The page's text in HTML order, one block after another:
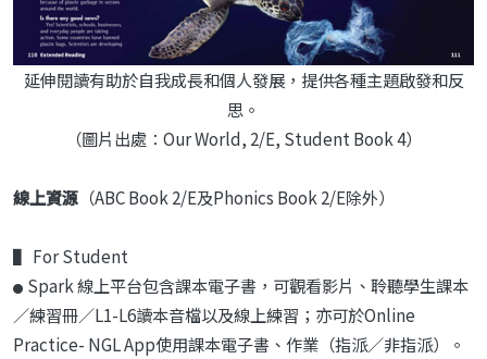
延伸閱讀有助於自我成長和個人發展，提供各種主題啟發和反
思。
（圖片出處：Our World, 2/E, Student Book 4）
線上資源 （ABC Book 2/E及Phonics Book 2/E除外）
▌ For Student
● Spark 線上平台包含課本電子書，可觀看影片、聆聽學生課本
／練習冊／L1-L6讀本音檔以及線上練習；亦可於Online
Practice- NGL App使用課本電子書、作業（指派／非指派）。